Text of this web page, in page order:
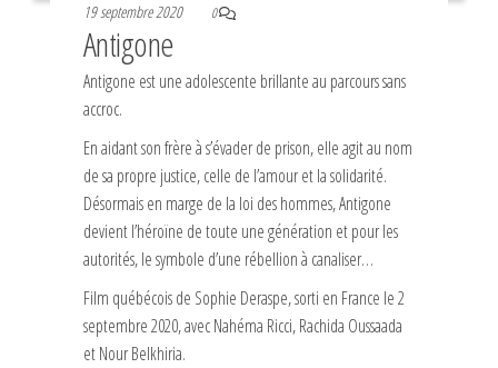
19 septembre 2020
0
Antigone
Antigone est une adolescente brillante au parcours sans
accroc.
En aidant son frère à s’évader de prison, elle agit au nom
de sa propre justice, celle de l’amour et la solidarité.
Désormais en marge de la loi des hommes, Antigone
devient l’héroïne de toute une génération et pour les
autorités, le symbole d’une rébellion à canaliser…
Film québécois de Sophie Deraspe, sorti en France le 2
septembre 2020, avec Nahéma Ricci, Rachida Oussaada
et Nour Belkhiria.